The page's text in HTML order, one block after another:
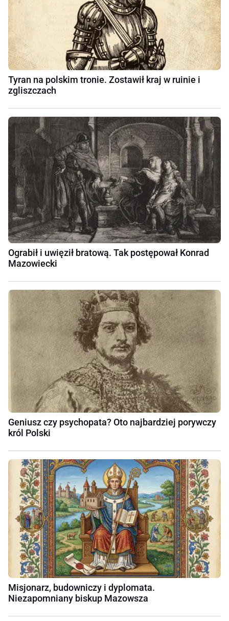
Tyran na polskim tronie. Zostawił kraj w ruinie i
zgliszczach
Ograbił i uwięził bratową. Tak postępował Konrad
Mazowiecki
Geniusz czy psychopata? Oto najbardziej porywczy
król Polski
Misjonarz, budowniczy i dyplomata.
Niezapomniany biskup Mazowsza